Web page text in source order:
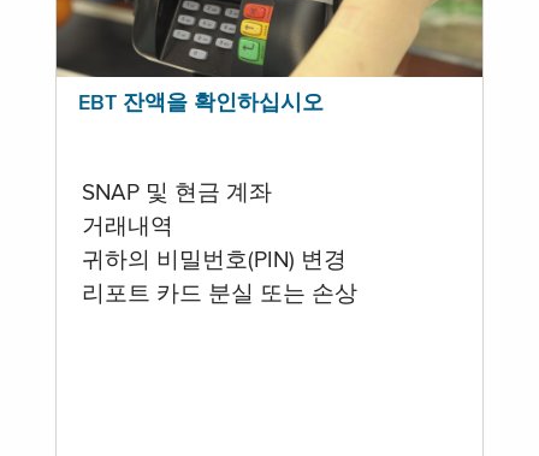
EBT 잔액을 확인하십시오
SNAP 및 현금 계좌
거래내역
귀하의 비밀번호(PIN) 변경
리포트 카드 분실 또는 손상